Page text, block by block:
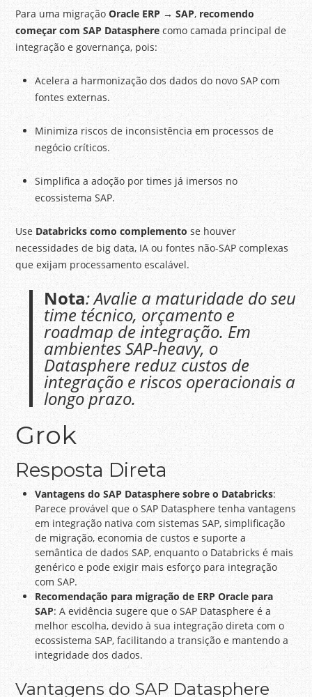
Para uma migraçãoOracle ERP → SAP, recomendo
começar com SAP Datasphere como camada principal de
integração e governança, pois:
Acelera a harmonização dos dados do novo SAP com
fontes externas.
Minimiza riscos de inconsistência em processos de
negócio críticos.
Simplifica a adoção por times já imersos no
ecossistema SAP.
Use Databricks como complemento se houver
necessidades de big data, IA ou fontes não-SAP complexas
que exijam processamento escalável.
Nota: Avalie a maturidade do seu
time técnico, orçamento e
roadmap de integração. Em
ambientes SAP-heavy, o
Datasphere reduz custos de
integração e riscos operacionais a
longo prazo.
Grok
Resposta Direta
Vantagens do SAP Datasphere sobre o Databricks:
Parece provável que o SAP Datasphere tenha vantagens
em integração nativa com sistemas SAP, simplificação
de migração, economia de custos e suporte a
semântica de dados SAP, enquanto o Databricks é mais
genérico e pode exigir mais esforço para integração
com SAP.
Recomendação para migração de ERP Oracle para
SAP: A evidência sugere que o SAP Datasphere é a
melhor escolha, devido à sua integração direta com o
ecossistema SAP, facilitando a transição e mantendo a
integridade dos dados.
Vantagens do SAP Datasphere